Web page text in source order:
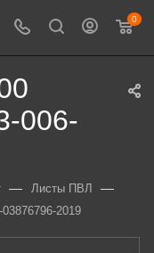
0
006-
— Листы ПВЛ —
2019